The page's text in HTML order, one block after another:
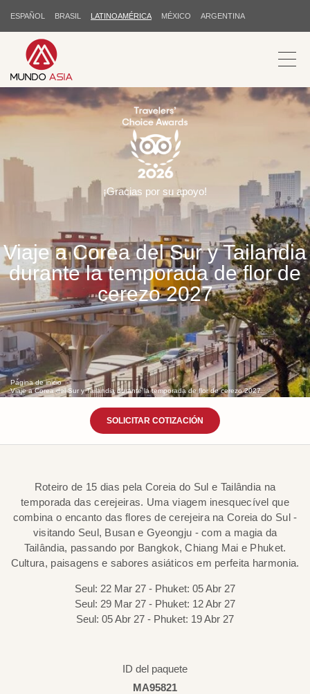
ESPAÑOL BRASIL LATINOAMÉRICA MÉXICO ARGENTINA
Viaje a Corea del Sur y Tailandia
durante la temporada de flor de
cerezo 2027
Página de inicio
Viaje a Corea del Sur y Tailandia durante la temporada de flor de cerezo 2027
¡Gracias por su apoyo!
SOLICITAR COTIZACIÓN
Roteiro de 15 dias pela Coreia do Sul e Tailândia na
temporada das cerejeiras. Uma viagem inesquecível que
combina o encanto das flores de cerejeira na Coreia do Sul -
visitando Seul, Busan e Gyeongju - com a magia da
Tailândia, passando por Bangkok, Chiang Mai e Phuket.
Cultura, paisagens e sabores asiáticos em perfeita harmonia.
Seul: 22 Mar 27 - Phuket: 05 Abr 27
Seul: 29 Mar 27 - Phuket: 12 Abr 27
Seul: 05 Abr 27 - Phuket: 19 Abr 27
ID del paquete
MA95821